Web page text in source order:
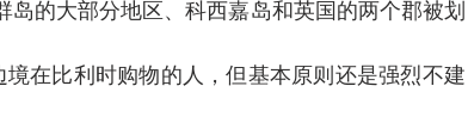
的大部分地区、科西嘉岛和英国的两个郡被划
在比利时购物的人，但基本原则还是强烈不建